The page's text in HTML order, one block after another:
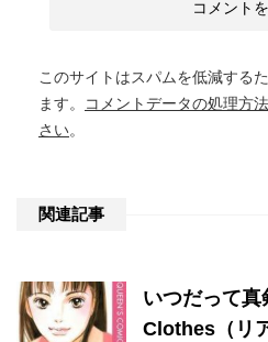
このサイトはスパムを低減する
ます。
コメントデータの処理方
さい。
関連記事
いつだって真
Clothes（リ